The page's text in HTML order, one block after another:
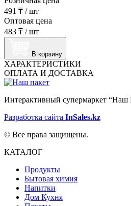
491 ₸ /шт
Оптовая цена
483 ₸ /шт
В корзину
ХАРАКТЕРИСТИКИ
ОПЛАТА И ДОСТАВКА
Интерактивный супермаркет “Наш
Разработка сайта InSales.kz
© Все права защищены.
КАТАЛОГ
Продукты
Бытовая химия
Напитки
Дом Кухня